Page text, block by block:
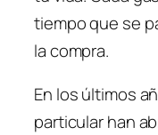
tiempo que se
la compra.
En los últimos
particular han